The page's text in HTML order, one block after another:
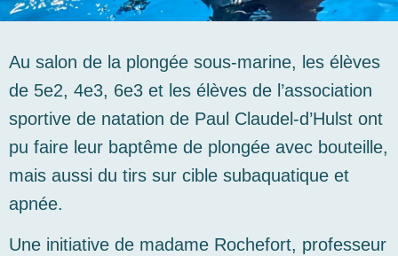
Au salon de la plongée sous-marine, les élèves
de 5e2, 4e3, 6e3 et les élèves de l’association
sportive de natation de Paul Claudel-d’Hulst ont
pu faire leur baptême de plongée avec bouteille,
mais aussi du tirs sur cible subaquatique et
apnée.
Une initiative de madame Rochefort, professeur